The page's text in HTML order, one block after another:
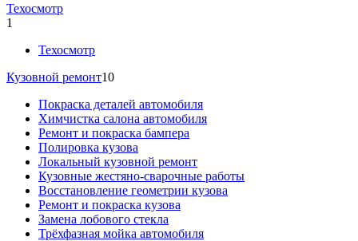
Техосмотр
1
Техосмотр
Кузовной ремонт10
Покраска деталей автомобиля
Химчистка салона автомобиля
Ремонт и покраска бампера
Полировка кузова
Локальный кузовной ремонт
Кузовные жестяно-сварочные работы
Восстановление геометрии кузова
Ремонт и покраска кузова
Замена лобового стекла
Трёхфазная мойка автомобиля